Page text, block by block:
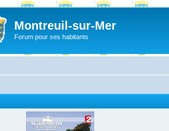
Montreuil-sur-Mer
Forum pour ses habitants